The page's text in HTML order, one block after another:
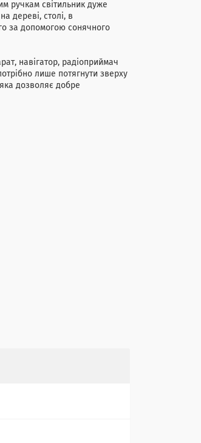
ручкам світильник дуже
дереві, столі, в
за допомогою сонячного
навігатор, радіоприймач
лише потягнути зверху
яка дозволяє добре